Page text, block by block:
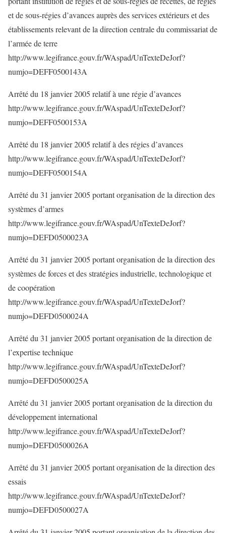
et de sous-régies d’avances auprès des services extérieurs et des
établissements relevant de la direction centrale du commissariat de
l’armée de terre
http://www.legifrance.gouv.fr/WAspad/UnTexteDeJorf?
numjo=DEFF0500143A
Arrêté du 18 janvier 2005 relatif à une régie d’avances
http://www.legifrance.gouv.fr/WAspad/UnTexteDeJorf?
numjo=DEFF0500153A
Arrêté du 18 janvier 2005 relatif à des régies d’avances
http://www.legifrance.gouv.fr/WAspad/UnTexteDeJorf?
numjo=DEFF0500154A
Arrêté du 31 janvier 2005 portant organisation de la direction des
systèmes d’armes
http://www.legifrance.gouv.fr/WAspad/UnTexteDeJorf?
numjo=DEFD0500023A
Arrêté du 31 janvier 2005 portant organisation de la direction des
systèmes de forces et des stratégies industrielle, technologique et
de coopération
http://www.legifrance.gouv.fr/WAspad/UnTexteDeJorf?
numjo=DEFD0500024A
Arrêté du 31 janvier 2005 portant organisation de la direction de
l’expertise technique
http://www.legifrance.gouv.fr/WAspad/UnTexteDeJorf?
numjo=DEFD0500025A
Arrêté du 31 janvier 2005 portant organisation de la direction du
développement international
http://www.legifrance.gouv.fr/WAspad/UnTexteDeJorf?
numjo=DEFD0500026A
Arrêté du 31 janvier 2005 portant organisation de la direction des
essais
http://www.legifrance.gouv.fr/WAspad/UnTexteDeJorf?
numjo=DEFD0500027A